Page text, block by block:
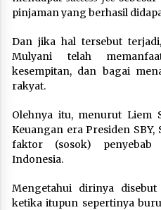
pinjaman yang berhasil
Dan jika hal tersebut
Mulyani telah
kesempitan, dan bagai
rakyat.
Olehnya itu, menurut Liem
Keuangan era Presiden
faktor (sosok) penyebab
Indonesia.
Mengetahui dirinya
ketika itupun sepertinya